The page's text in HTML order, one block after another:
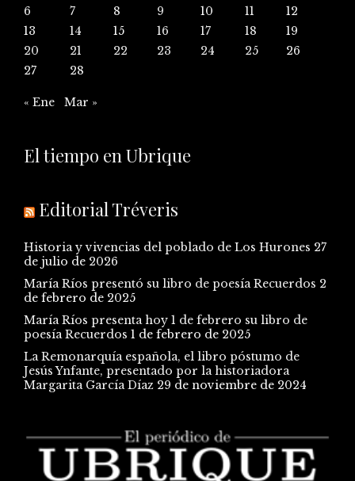
6
7 8 9 10 11
12
13
14 15 16 17 18
19
20
21 22 23 24 25
26
27
28
« Ene Mar »
El tiempo en Ubrique
Editorial Tréveris
Historia y vivencias del poblado de Los Hurones 27
de julio de 2026
María Ríos presentó su libro de poesía Recuerdos 2
de febrero de 2025
María Ríos presenta hoy 1 de febrero su libro de
poesía Recuerdos 1 de febrero de 2025
La Remonarquía española, el libro póstumo de
Jesús Ynfante, presentado por la historiadora
Margarita García Díaz 29 de noviembre de 2024